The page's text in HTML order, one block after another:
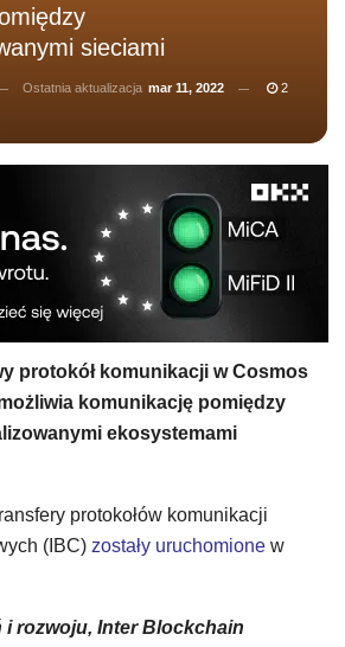
sieciami
Ostatnia aktualizacja mar 11, 2022
2
protokół komunikacji w Cosmos
komunikację pomiędzy
ekosystemami
protokołów komunikacji
(IBC) zostały uruchomione w
i rozwoju, Inter Blockchain